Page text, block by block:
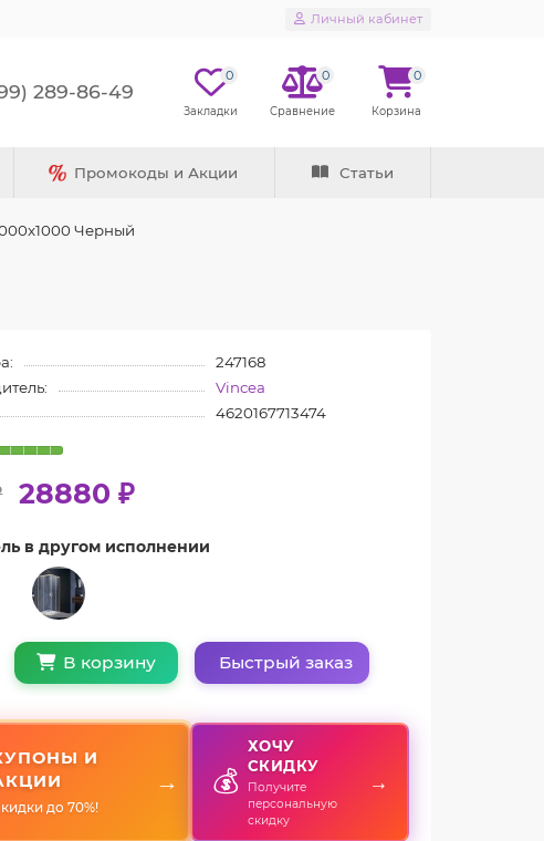
Личный кабинет
289-86-49
0 0 0
Промокоды и Акции Статьи
Черный
247168
Vincea
4620167713474
28880 ₽
в другом исполнении
В корзину Быстрый заказ
И
до 70%!
→ 💰
ХОЧУ
СКИДКУ
Получите
персональную
скидку
→